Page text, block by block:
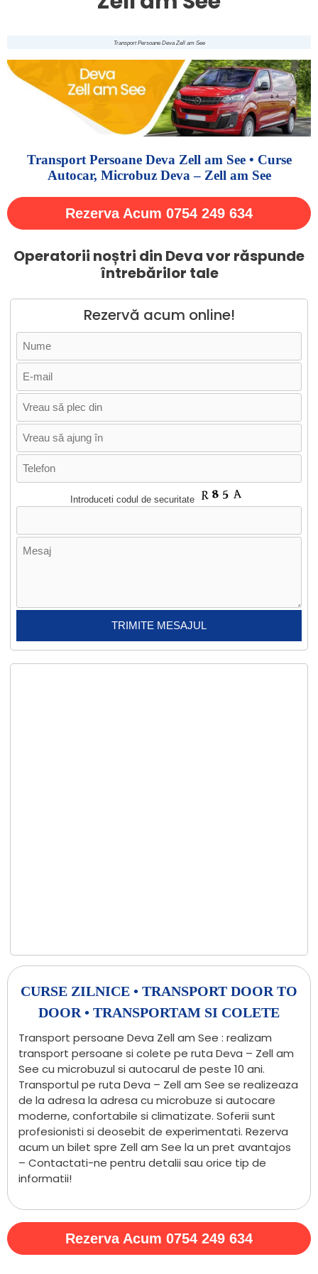
Transport Persoane Deva Zell am See
Transport Persoane Deva Zell am See • Curse
Autocar, Microbuz Deva – Zell am See
Rezerva Acum 0754 249 634
Operatorii noștri din Deva vor răspunde
întrebărilor tale
Rezervă acum online!
Introduceti codul de securitate
CURSE ZILNICE • TRANSPORT DOOR TO
DOOR • TRANSPORTAM SI COLETE
Transport persoane Deva Zell am See : realizam
transport persoane si colete pe ruta Deva – Zell am
See cu microbuzul si autocarul de peste 10 ani.
Transportul pe ruta Deva – Zell am See se realizeaza
de la adresa la adresa cu microbuze si autocare
moderne, confortabile si climatizate. Soferii sunt
profesionisti si deosebit de experimentati. Rezerva
acum un bilet spre Zell am See la un pret avantajos
– Contactati-ne pentru detalii sau orice tip de
informatii!
Rezerva Acum 0754 249 634